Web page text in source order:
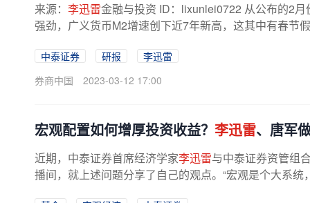
来源： 李迅雷金融与投资 ID：lixunlei0722 从公布的2
强劲，广义货币M2增速创下近7年新高，这其中有春节
中泰证券 研报
李迅雷
券商中国
2023-03-12 17:00
宏观配置如何增厚投资收益？ 李迅雷、唐军
近期，中泰证券首席经济学家李迅雷与中泰证券资管组
播间，就上述问题分享了自己的观点。“宏观是个大系